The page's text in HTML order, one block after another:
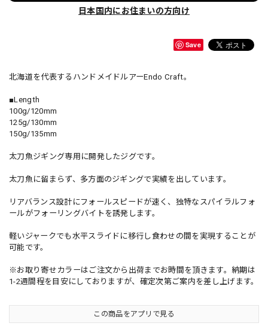
日本国内にお住まいの方向け
Save
北海道を代表するハンドメイドルアーEndo Craft。
■Length
100g/120mm
125g/130mm
150g/135mm
太刀魚ジギング専用に開発したジグです。
太刀魚に留まらず、多方面のジギングで実績を出しています。
リアバランス設計にフォールスピードが速く、独特なスパイラルフォ
ールがフォーリングバイトを誘発します。
軽いジャークでも水平スライドに移行し食わせの間を実現することが
可能です。
※お取り寄せカラーはご注文から出荷までお時間を頂きます。納期は
1-2週間程を目安にしておりますが、確定次第ご案内を差し上げます。
この商品をアプリで見る